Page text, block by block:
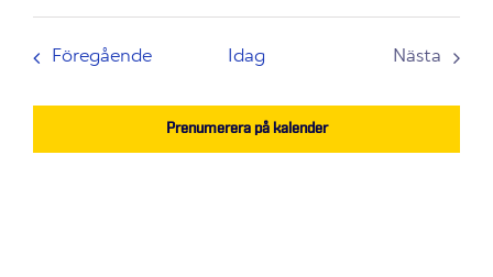
Välj
datum.
FöregåendeEvenemang
Idag
Nästa
Prenumerera på kalender